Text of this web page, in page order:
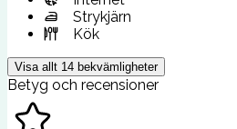
Strykjärn
Kök
Visa allt 14 bekvämligheter
Betyg och recensioner